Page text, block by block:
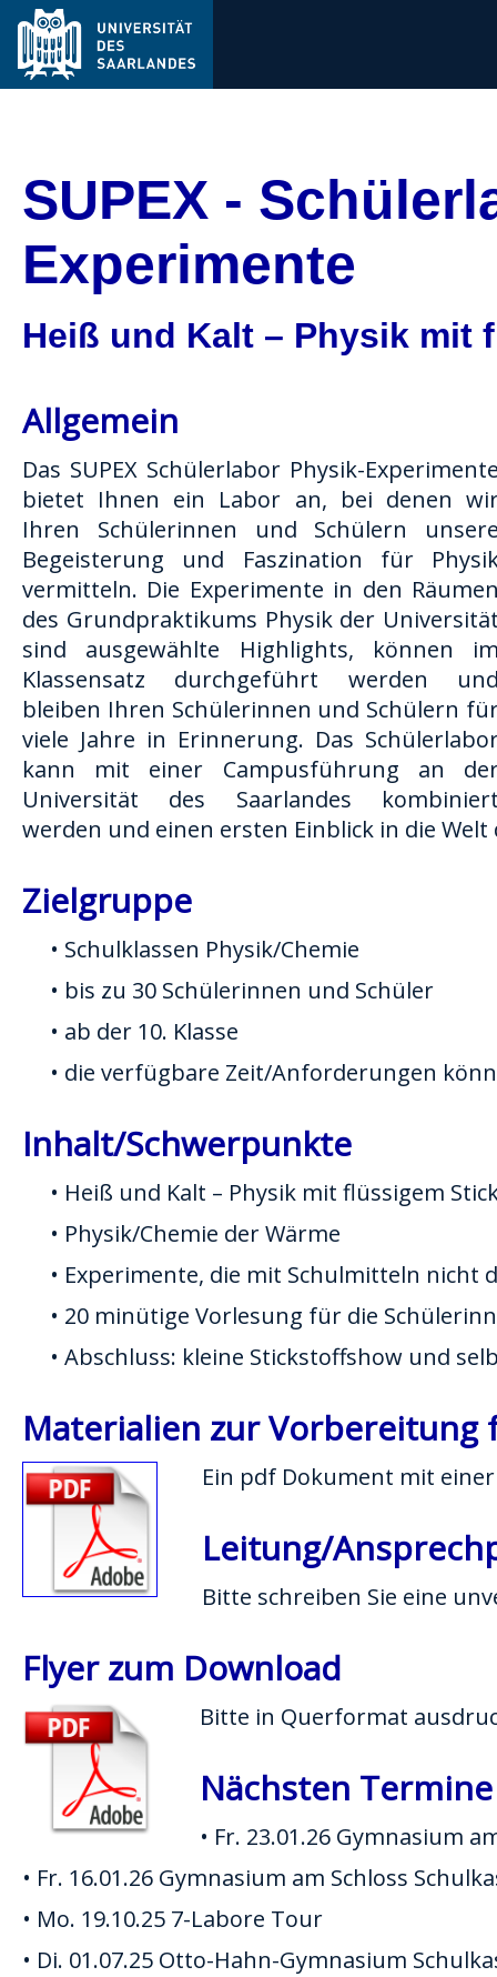
Sie werden weitergeleitet auf die neue
SUPEX -
Experimente
Heiß und Kalt – Physik mit
Allgemein
Das SUPEX Schülerlabor Physik-
bietet Ihnen ein Labor an, bei denen
Ihren Schülerinnen und Schülern
Begeisterung und Faszination für
vermitteln. Die Experimente in den
des Grundpraktikums Physik der
sind ausgewählte Highlights, können
Klassensatz durchgeführt werden
bleiben Ihren Schülerinnen und Schülern
viele Jahre in Erinnerung. Das
kann mit einer Campusführung an
Universität des Saarlandes
werden und einen ersten Einblick in die
Zielgruppe
• Schulklassen Physik/Chemie
• bis zu 30 Schülerinnen und Schüler
• ab der 10. Klasse
• die verfügbare Zeit/Anforderungen
Inhalt/Schwerpunkte
• Heiß und Kalt – Physik mit flüssigem
• Physik/Chemie der Wärme
• Experimente, die mit Schulmitteln nicht
• 20 minütige Vorlesung für die
• Abschluss: kleine Stickstoffshow und
Materialien zur Vorbereitung
Ein pdf Dokument mit
Leitung/
Bitte schreiben Sie eine
Flyer zum Download
Bitte in Querformat
Nächsten Termine
• Fr. 23.01.26 Gymnasium
• Fr. 16.01.26 Gymnasium am Schloss
• Mo. 19.10.25 7-Labore Tour
• Di. 01.07.25 Otto-Hahn-Gymnasium